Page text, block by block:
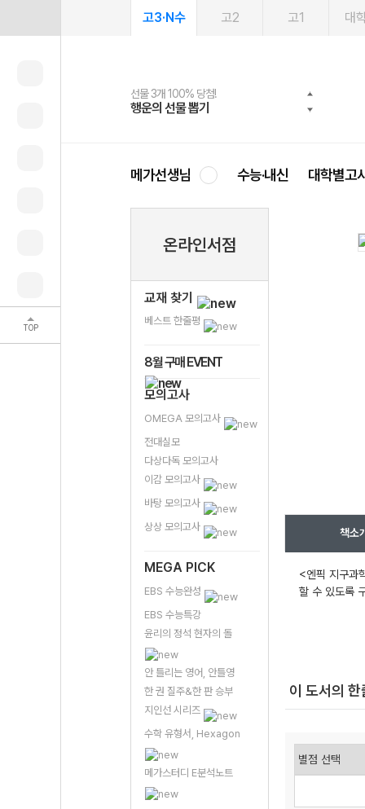
TOP
고3·N수 고2 고1 대
선물 3개 100% 당첨!
행운의 선물 뽑기
선물 100% 증정!
메가스터디 X 올리브
여름방학 스터디 캐시백
메가런 썸머스쿨
2027 러셀 단과
강사 공개선발
스마트러닝앱
설문 EVENT
메가패스
3일 무료 체험권
메가패스 수강생 무료혜택!
메가클럽 멤버십
사회공헌 캠페인
희망이룸 메가나눔
메가선생님 수능·내신 대학별고
온라인서점
교재 찾기
베스트 한줄평
8월 구매 EVENT
모의고사
OMEGA 모의고사
전대실모
다상다독 모의고사
이감 모의고사
바탕 모의고사
상상 모의고사
MEGA PICK
EBS 수능완성
EBS 수능특강
윤리의 정석 현자의 돌
안 틀리는 영어, 안틀영
한 권 질주&한 판 승부
지인선 시리즈
수학 유형서, Hexagon
메가스터디 E분석노트
책소
<엔픽 지구과
할 수 있도록
이 도서의 한